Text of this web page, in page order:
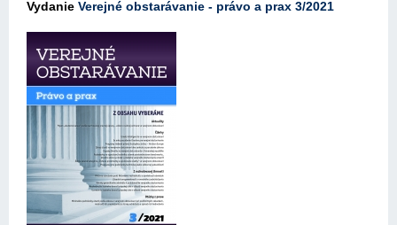
Vydanie Verejné obstarávanie - právo a prax 3/2021